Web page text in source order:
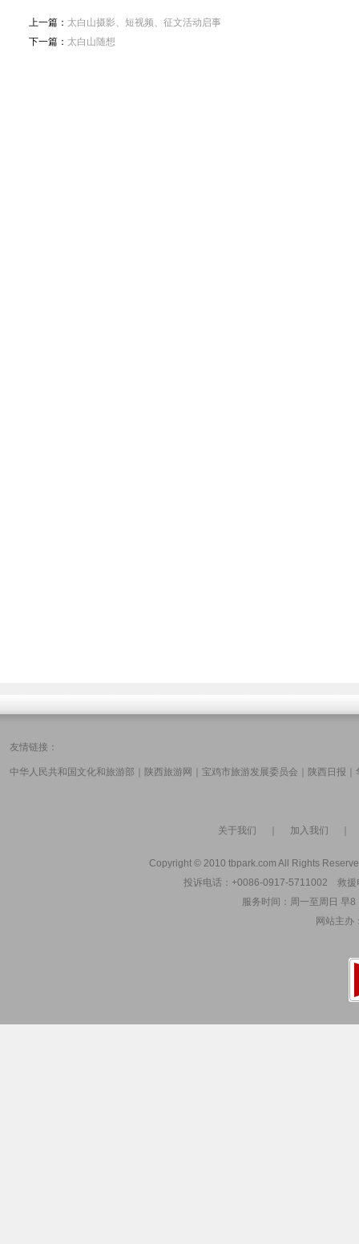
上一篇： 太白山摄影、短视频、征文活动启事
下一篇： 太白山随想
友情链接：
中华人民共和国文化和旅游部 陕西旅游网 宝鸡市旅游发展委员会 陕西日报
关于我们 加入我们
Copyright © 2010 tbpark.com All Rights
投诉电话：+0086-0917-5711002 救
服务时间：周一至周日 早
网站主办